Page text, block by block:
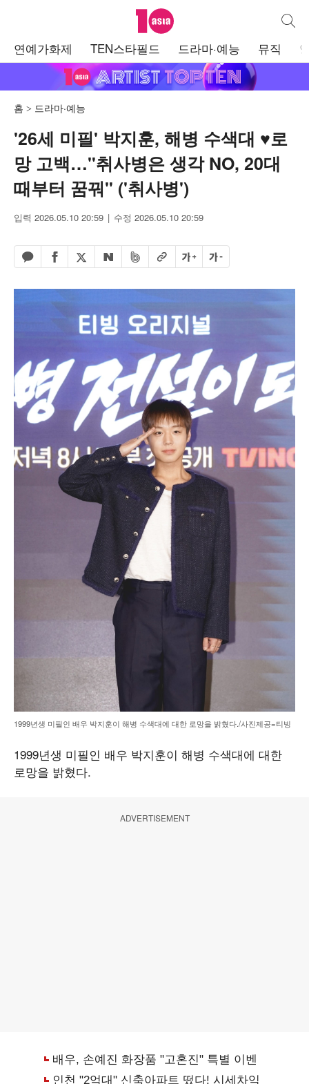
텐아시아 통합
연예가화제 TEN스타필드 드라마·예능 뮤직
홈 드라마·예능
'26세 미필' 박지훈, 해병 수색대 ♥로
망 고백…"취사병은 생각 NO, 20대
때부터 꿈꿔" ('취사병')
입력 2026.05.10 20:59 수정 2026.05.10 20:59
카카오톡 공유하기
페이스북 공유하기
엑스 공유하기
네이버 공유하기
밴드 공유하기
URL복사글자 크게글자 작게
1999년생 미필인 배우 박지훈이 해병 수색대에 대한 로망을 밝혔다./사진제공=티빙
1999년생 미필인 배우 박지훈이 해병 수색대에 대한
로망을 밝혔다.
ADVERTISEMENT